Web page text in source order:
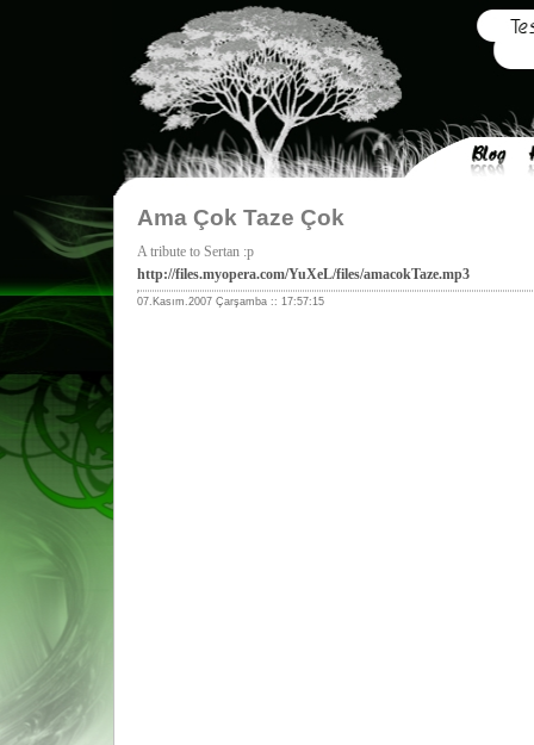
Ama Çok Taze Çok
A tribute to Sertan :p
http://files.myopera.com/YuXeL/files/amacokTaze.mp3
07.Kasım.2007 Çarşamba :: 17:57:15